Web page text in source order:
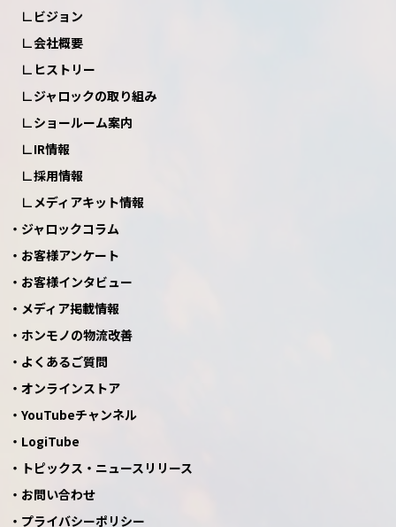
ビジョン
会社概要
ヒストリー
ジャロックの取り組み
ショールーム案内
IR情報
採用情報
メディアキット情報
ジャロックコラム
お客様アンケート
お客様インタビュー
メディア掲載情報
ホンモノの物流改善
よくあるご質問
オンラインストア
YouTubeチャンネル
LogiTube
トピックス・ニュースリリース
お問い合わせ
プライバシーポリシー